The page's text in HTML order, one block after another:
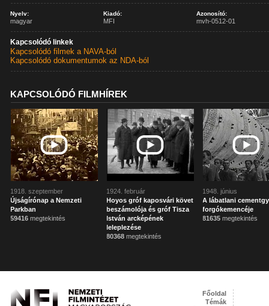
Nyelv:
magyar
Kiadó:
MFI
Azonosító:
mvh-0512-01
Kapcsolódó linkek
Kapcsolódó filmek a NAVA-ból
Kapcsolódó dokumentumok az NDA-ból
KAPCSOLÓDÓ FILMHÍREK
1918. szeptember
Újságírónap a Nemzeti
Parkban
59416 megtekintés
1924. február
Hoyos gróf kaposvári követ
beszámolója és gróf Tisza
István arcképének
leleplezése
80368 megtekintés
1948. június
A lábatlani
forgókemencéje
81635 megtekintés
Főoldal
Témák